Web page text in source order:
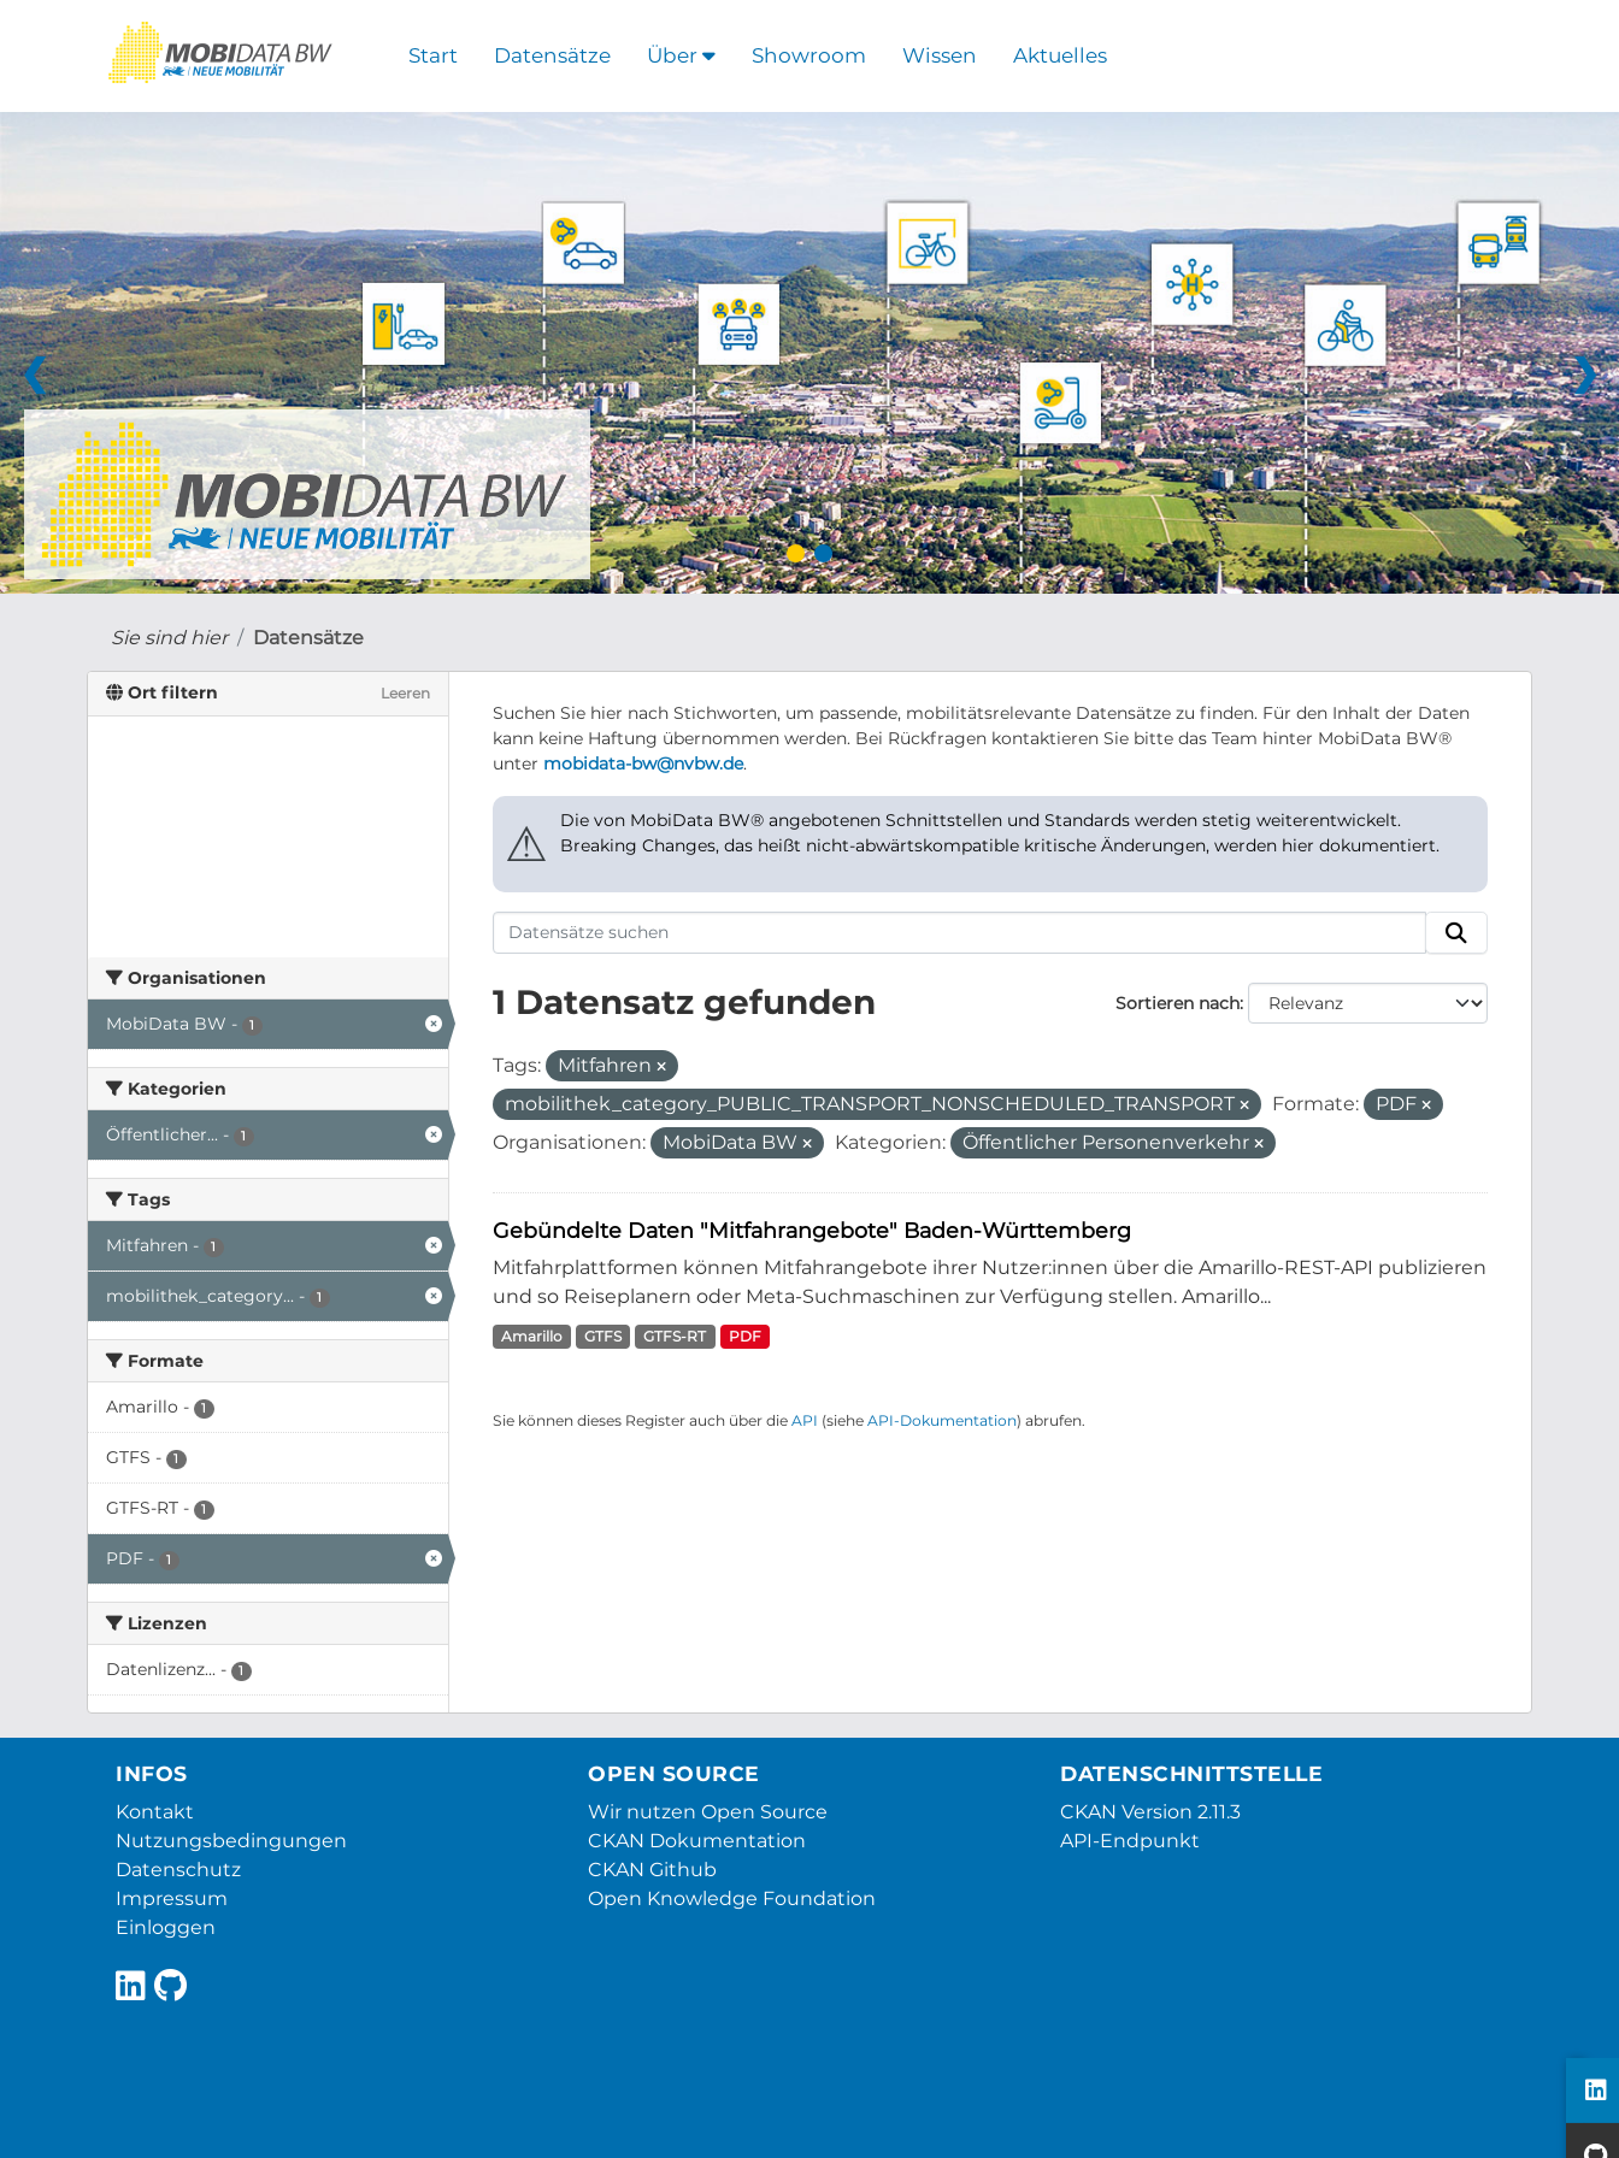
Start Datensätze Über Showroom Wissen Aktuelles
❮ ❯
Sie sind hier Datensätze
Ort filtern Leeren
Organisationen
MobiData BW - 1
Kategorien
Öffentlicher... - 1
Tags
Mitfahren - 1
mobilithek_category... - 1
Formate
Amarillo - 1
GTFS - 1
GTFS-RT - 1
PDF - 1
Lizenzen
Datenlizenz... - 1
Suchen Sie hier nach Stichworten, um passende, mobilitätsrelevante Datensätze zu finden. Für den Inhalt der Daten
kann keine Haftung übernommen werden. Bei Rückfragen kontaktieren Sie bitte das Team hinter MobiData BW®
unter mobidata-bw@nvbw.de.
⚠
Die von MobiData BW® angebotenen Schnittstellen und Standards werden stetig weiterentwickelt.
Breaking Changes, das heißt nicht-abwärtskompatible kritische Änderungen, werden hier dokumentiert.
Sortieren nach
1 Datensatz gefunden
Tags:
Mitfahren
mobilithek_category_PUBLIC_TRANSPORT_NONSCHEDULED_TRANSPORT
Formate:
PDF
Organisationen:
MobiData BW Kategorien: Öffentlicher Personenverkehr
Gebündelte Daten "Mitfahrangebote" Baden-Württemberg
Mitfahrplattformen können Mitfahrangebote ihrer Nutzer:innen über die Amarillo-REST-API publizieren
und so Reiseplanern oder Meta-Suchmaschinen zur Verfügung stellen. Amarillo...
Amarillo GTFS GTFS-RT PDF
Sie können dieses Register auch über die API (siehe API-Dokumentation) abrufen.
INFOS
Kontakt
Nutzungsbedingungen
Datenschutz
Impressum
Einloggen
OPEN SOURCE
Wir nutzen Open Source
CKAN Dokumentation
CKAN Github
Open Knowledge Foundation
DATENSCHNITTSTELLE
CKAN Version 2.11.3
API-Endpunkt